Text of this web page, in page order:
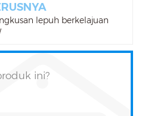
lepuh berkelajuan
ini?